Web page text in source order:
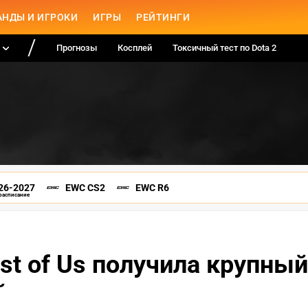
И ИГРОКИ ИГРЫ РЕЙТИНГИ
Прогнозы Косплей Токсичный тест по Dota 2
2027 EWC CS2 EWC R6
of Us получила крупный